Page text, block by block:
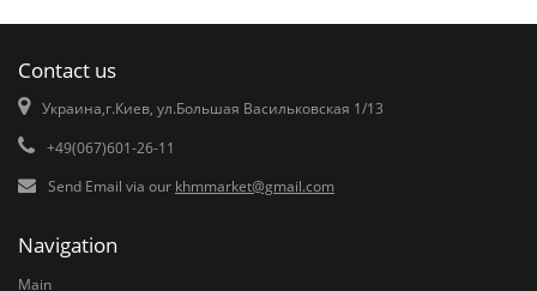
Contact us
Украина,г.Киев, ул.Большая Васильковская 1/13
+49(067)601-26-11
Send Email via our khmmarket@gmail.com
Navigation
Main